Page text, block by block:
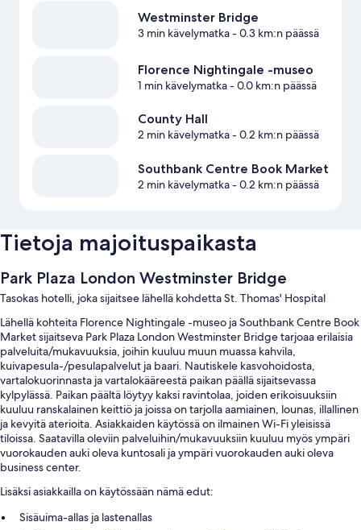
Westminster Bridge
3 min kävelymatka- 0.3 km:n päässä
Florence Nightingale -museo
1 min kävelymatka- 0.0 km:n päässä
County Hall
2 min kävelymatka- 0.2 km:n päässä
Southbank Centre Book Market
2 min kävelymatka- 0.2 km:n päässä
Tietoja majoituspaikasta
Park Plaza London Westminster Bridge
Tasokas hotelli, joka sijaitsee lähellä kohdetta St. Thomas' Hospital
Lähellä kohteita Florence Nightingale -museo ja Southbank Centre Book
Market sijaitseva Park Plaza London Westminster Bridge tarjoaa erilaisia
palveluita/mukavuuksia, joihin kuuluu muun muassa kahvila,
kuivapesula-/pesulapalvelut ja baari. Nautiskele kasvohoidosta,
vartalokuorinnasta ja vartalokääreestä paikan päällä sijaitsevassa
kylpylässä. Paikan päältä löytyy kaksi ravintolaa, joiden erikoisuuksiin
kuuluu ranskalainen keittiö ja joissa on tarjolla aamiainen, lounas, illallinen
ja kevyitä aterioita. Asiakkaiden käytössä on ilmainen Wi-Fi yleisissä
tiloissa. Saatavilla oleviin palveluihin/mukavuuksiin kuuluu myös ympäri
vuorokauden auki oleva kuntosali ja ympäri vuorokauden auki oleva
business center.
Lisäksi asiakkailla on käytössään nämä edut:
Sisäuima-allas ja lastenallas